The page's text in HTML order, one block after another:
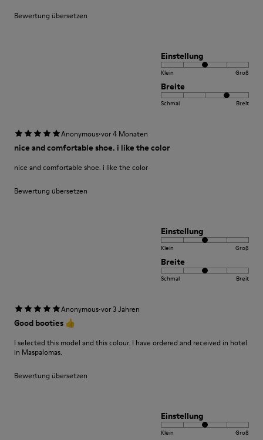
Bewertung übersetzen
Einstellung
Klein Groß
Breite
Schmal Breit
Anonymous·vor 4 Monaten
nice and comfortable shoe. i like the color
nice and comfortable shoe. i like the color
Bewertung übersetzen
Einstellung
Klein Groß
Breite
Schmal Breit
Anonymous·vor 3 Jahren
Good booties 👍
I selected this model and this colour. I have ordered and received in hotel
in Maspalomas.
Bewertung übersetzen
Einstellung
Klein Groß